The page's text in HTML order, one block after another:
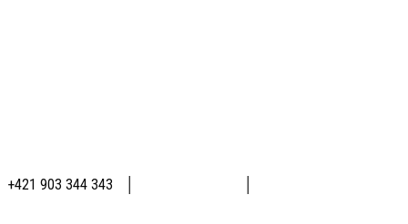
+421 903 344 343